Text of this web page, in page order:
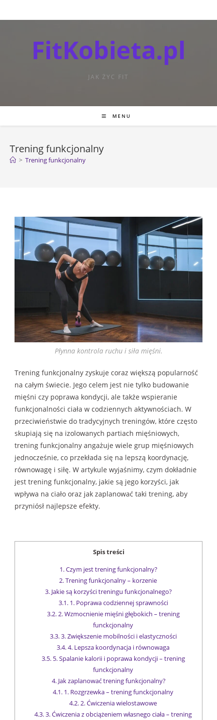
FitKobieta.pl
JAK ŻYC FIT
MENU
Trening funkcjonalny
> Trening funkcjonalny
Płynna kontrola ruchu i siła mięśni.
Trening funkcjonalny zyskuje coraz większą popularność
na całym świecie. Jego celem jest nie tylko budowanie
mięśni czy poprawa kondycji, ale także wspieranie
funkcjonalności ciała w codziennych aktywnościach. W
przeciwieństwie do tradycyjnych treningów, które często
skupiają się na izolowanych partiach mięśniowych,
trening funkcjonalny angażuje wiele grup mięśniowych
jednocześnie, co przekłada się na lepszą koordynację,
równowagę i siłę. W artykule wyjaśnimy, czym dokładnie
jest trening funkcjonalny, jakie są jego korzyści, jak
wpływa na ciało oraz jak zaplanować taki trening, aby
przyniósł najlepsze efekty.
Spis treści
1.Czym jest trening funkcjonalny?
2.Trening funkcjonalny – korzenie
3. Jakie są korzyści treningu funkcjonalnego?
3.1.1. Poprawa codziennej sprawności
3.2.2. Wzmocnienie mięśni głębokich – trening
funckcjonalny
3.3.3. Zwiększenie mobilności i elastyczności
3.4.4. Lepsza koordynacja i równowaga
3.5.5. Spalanie kalorii i poprawa kondycji – trening
funckcjonalny
4.Jak zaplanować trening funkcjonalny?
4.1. 1. Rozgrzewka – trening funckcjonalny
4.2.2. Ćwiczenia wielostawowe
4.3.3. Ćwiczenia z obciążeniem własnego ciała – trening